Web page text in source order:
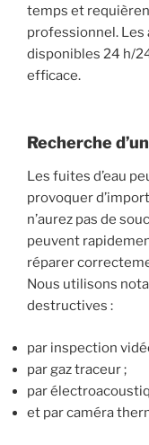
temps et
professionnel.
disponibles 24 h/
efficace.
Recherche
Les fuites d’eau
provoquer
n’aurez pas de
peuvent
réparer
Nous utilisons
destructives :
par inspection
par gaz traceur ;
par
et par caméra